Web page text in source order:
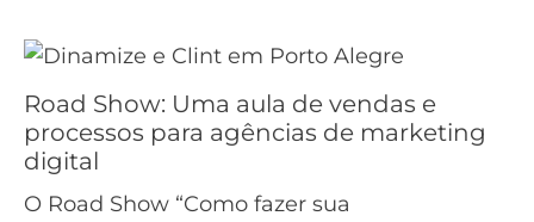
Road Show: Uma aula de vendas e
processos para agências de marketing
digital
O Road Show “Como fazer sua